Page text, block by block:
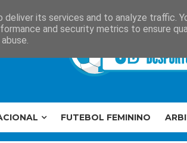
FUTEBOL FEMININO
its services and to analyze traffic.
and security metrics to ensure